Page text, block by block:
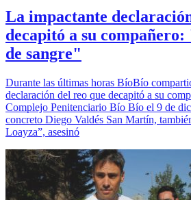
La impactante
decapitó a su
de sangre"
Durante las últimas horas BíoBío
declaración del reo que decapitó a su
Complejo Penitenciario Bío Bío el 9 de
concreto Diego Valdés San Martín,
Loayza”, asesinó